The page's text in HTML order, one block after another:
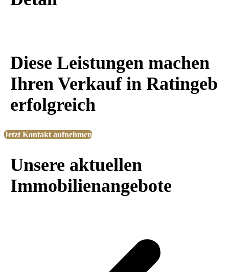
Diese Leistungen machen
Ihren Verkauf in Ratingeb
erfolgreich
Jetzt Kontakt aufnehmen
Unsere aktuellen
Immobilienangebote